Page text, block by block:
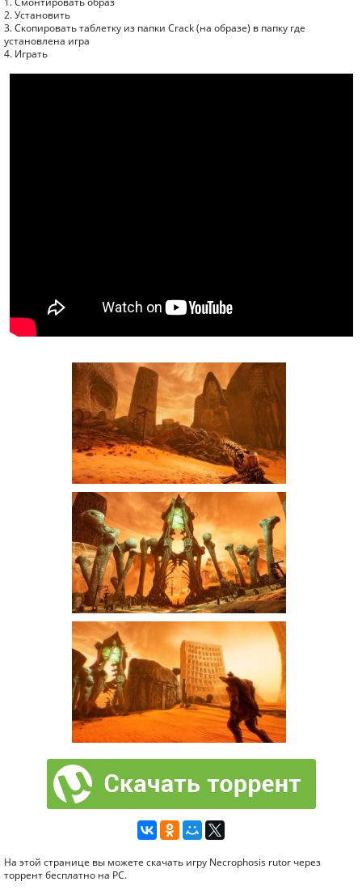
2. Установить
3. Скопировать таблетку из папки Crack (на образе) в папку где
установлена игра
4. Играть
На этой странице вы можете скачать игру Necrophosis rutor через
торрент бесплатно на PC.